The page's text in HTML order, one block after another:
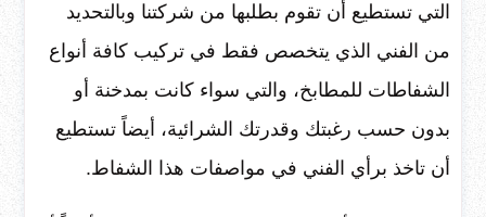
التي تستطيع أن تقوم بطلبها من شركتنا وبالتحديد
من الفني الذي يتخصص فقط في تركيب كافة أنواع
الشفاطات للمطابخ، والتي سواء كانت بمدخنة أو
بدون حسب رغبتك وقدرتك الشرائية، أيضاً تستطيع
أن تاخذ برأي الفني في مواصفات هذا الشفاط.